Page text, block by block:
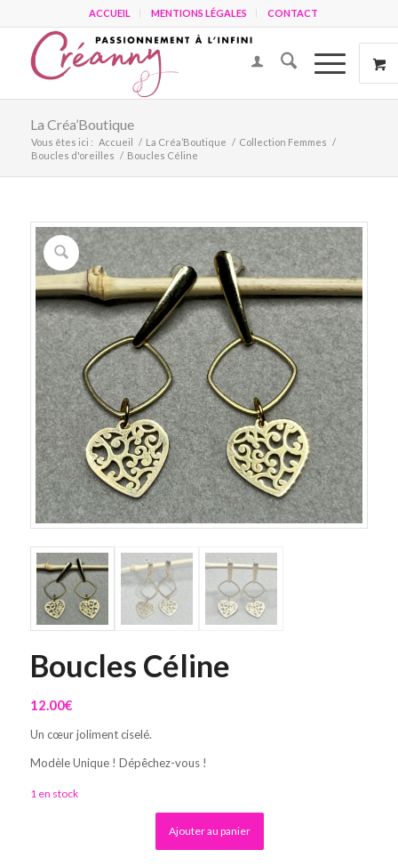
ACCUEIL MENTIONS LÉGALES CONTACT
La Créa’Boutique
Vous êtes ici : Accueil / La Créa’Boutique / Collection Femmes /
Boucles d'oreilles / Boucles Céline
Boucles Céline
12.00€
Un cœur joliment ciselé.
Modèle Unique ! Dépêchez-vous !
1 en stock
Ajouter au panier